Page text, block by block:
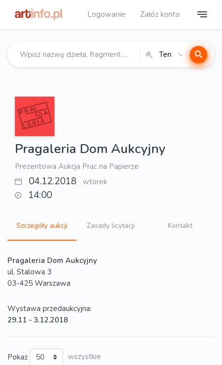
Logowanie Załóż konto
Ten
Pragaleria Dom Aukcyjny
Prezentowa Aukcja Prac na Papierze
04.12.2018 wtorek
14:00
Szczegóły aukcji Zasady licytacji Kontakt
Pragaleria Dom Aukcyjny
ul. Stalowa 3
03-425 Warszawa
Wystawa przedaukcyjna:
29.11 - 3.12.2018
Pokaż wszystkie